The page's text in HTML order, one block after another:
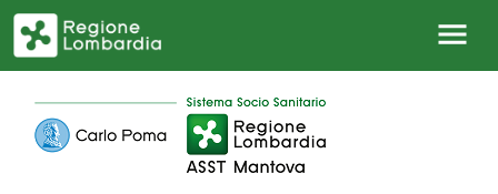
Salta al contenuto principale